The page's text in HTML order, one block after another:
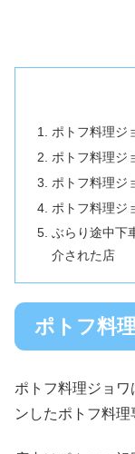
ポトフ料理ジ
ポトフ料理ジ
ポトフ料理ジ
ポトフ料理ジ
ぶらり途中下
介された店
ポトフ料
ポトフ料理ジョ
ンしたポトフ料理